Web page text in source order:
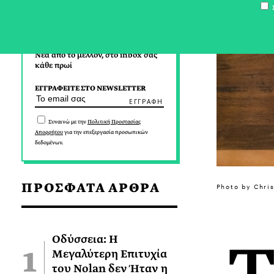
Νέα από το μέλλον, στο inbox σας
κάθε πρωί
ΕΓΓΡΑΦΕΙΤΕ ΣΤΟ NEWSLETTER
Συναινώ με τηνΠολιτική Προστασίας
Απορρήτουγια την επεξεργασία προσωπικών
δεδομένων.
ΠΡΟΣΦΑΤΑ ΑΡΘΡΑ
Οδύσσεια: Η
Μεγαλύτερη Επιτυχία
του Nolan δεν Ήταν η
Photo by